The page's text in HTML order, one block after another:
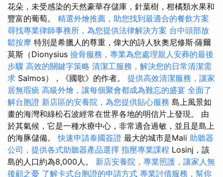
花朵，未受感染的天然豪華存儲庫，針葉樹，柑橘類水果和
豐富的葡萄。 精選外燴推薦，助您找到最適合的餐飲方案
尋找專業律師事務所，為您提供法律解決方案 台中頭部放
鬆按摩 特別是希臘人的尊重，偉大的詩人狄奧尼修斯·薩爾
莫斯（Dionysius 撿骨服務，專業為您處理親人安葬的最後
步驟 高效的關鍵字策略 清潔工服務，解決您的日常清潔需
求 Salmos），《國歌》的作者。 提供高效清潔服務，讓家
居無瑕疵 高級外燴，讓每個聚會都成為難忘的盛宴 全面了
解台胞證 新店區的安養院，為您提供貼心服務 島上風景如
畫的海灣和綠松石波經常在世界各地的明信片上發現。 由
於其氣候，它是一種水療中心，非常適合過敏，並且是島上
的海豚儲備。快速申請泰國簽證 最大的城市是Mali 助聽器
公司，提供各式助聽器產品選擇 指壓專業課程 Losinj，該
島的人口約為8,000人。 新店安養院，專業照護，讓家人無
後顧之憂 了解卡式台胞證的申請方式 專業討債服務，幫你